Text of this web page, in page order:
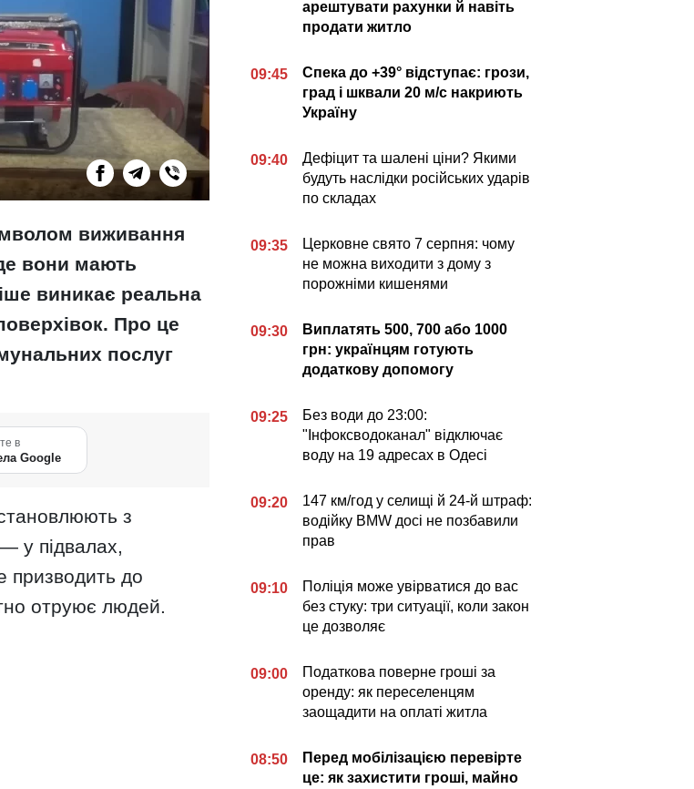
виживання
вони мають
виникає реальна
Про це
послуг
в
Google
з
у підвалах,
призводить до
отруює людей.
арештувати рахунки й навіть
продати житло
09:45
Спека до +39° відступає: грози,
град і шквали 20 м/с накриють
Україну
09:40
Дефіцит та шалені ціни? Якими
будуть наслідки російських ударів
по складах
09:35
Церковне свято 7 серпня: чому
не можна виходити з дому з
порожніми кишенями
09:30
Виплатять 500, 700 або 1000
грн: українцям готують
додаткову допомогу
09:25
Без води до 23:00:
"Інфоксводоканал" відключає
воду на 19 адресах в Одесі
09:20
147 км/год у селищі й 24-й штраф:
водійку BMW досі не позбавили
прав
09:10
Поліція може увірватися до вас
без стуку: три ситуації, коли закон
це дозволяє
09:00
Податкова поверне гроші за
оренду: як переселенцям
заощадити на оплаті житла
08:50
Перед мобілізацією перевірте
це: як захистити гроші, майно